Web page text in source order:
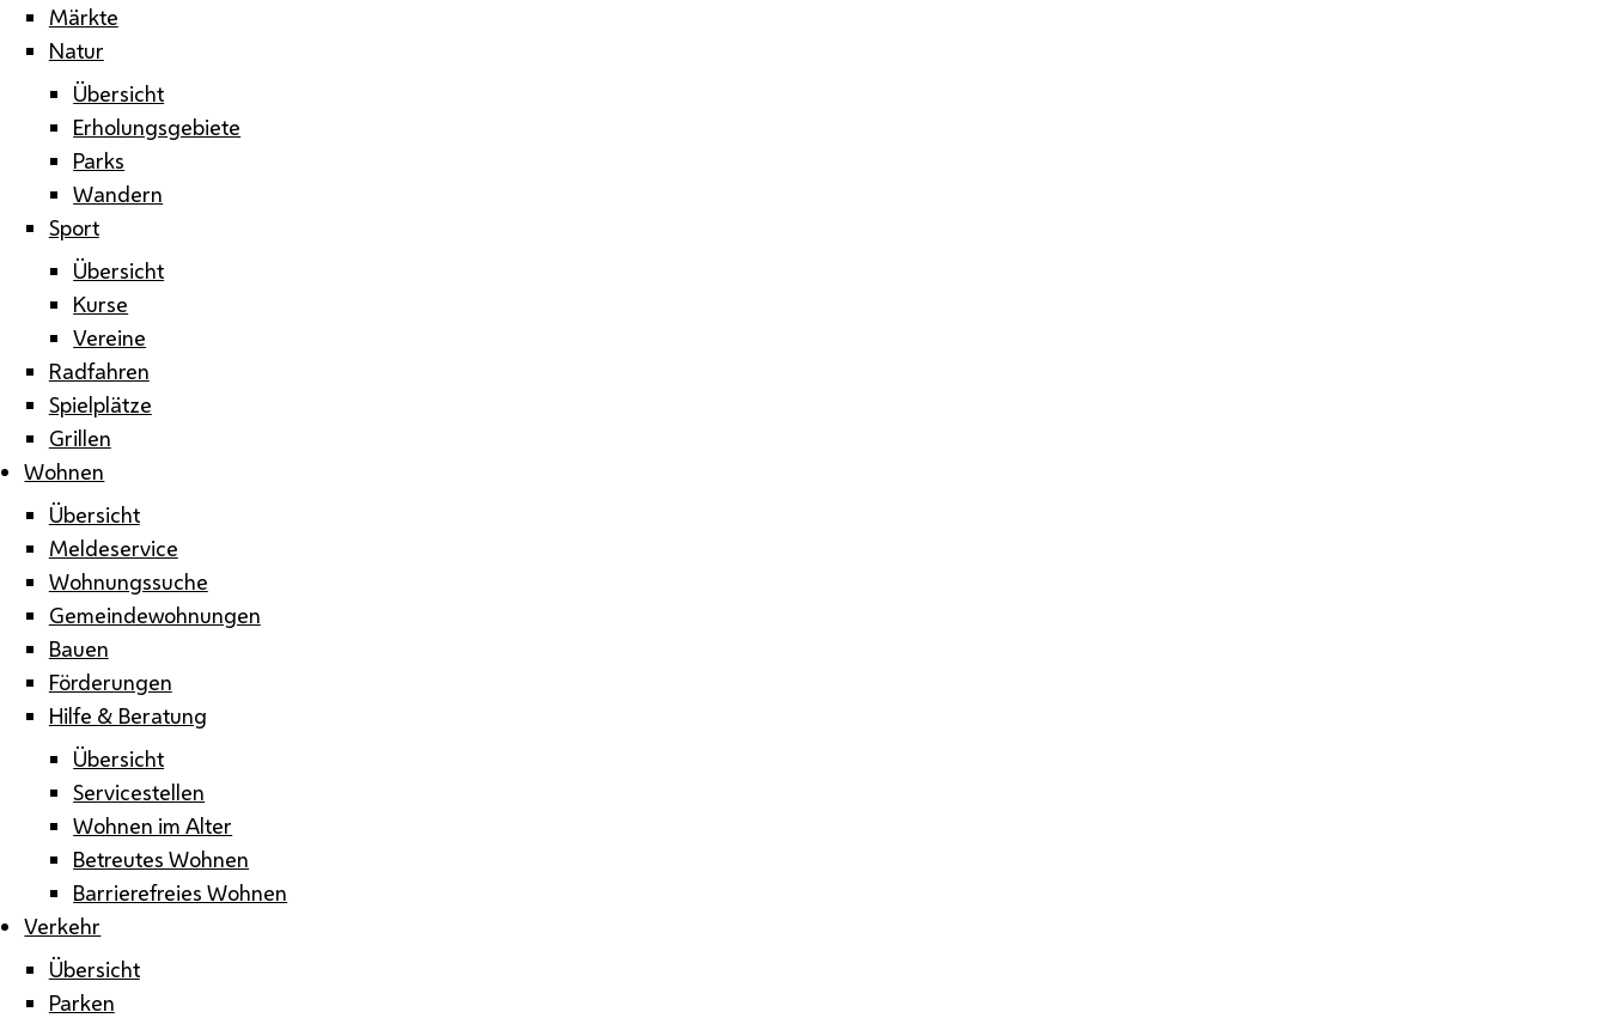
Märkte
Natur
Übersicht
Erholungsgebiete
Parks
Wandern
Sport
Übersicht
Kurse
Vereine
Radfahren
Spielplätze
Grillen
Wohnen
Übersicht
Meldeservice
Wohnungssuche
Gemeindewohnungen
Bauen
Förderungen
Hilfe & Beratung
Übersicht
Servicestellen
Wohnen im Alter
Betreutes Wohnen
Barrierefreies Wohnen
Verkehr
Übersicht
Parken